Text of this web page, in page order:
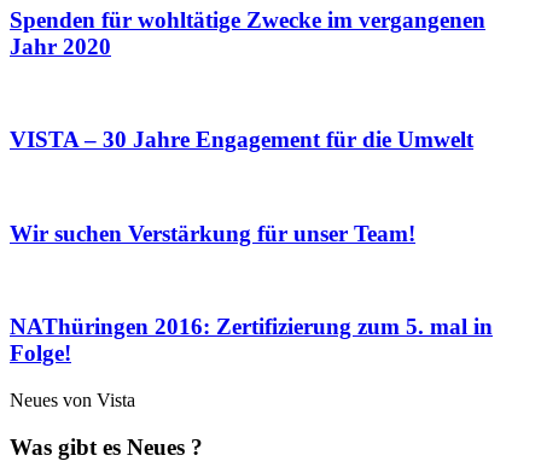
Spenden für wohltätige Zwecke im vergangenen
Jahr 2020
VISTA – 30 Jahre Engagement für die Umwelt
Wir suchen Verstärkung für unser Team!
NAThüringen 2016: Zertifizierung zum 5. mal in
Folge!
Neues von Vista
Was gibt es Neues ?